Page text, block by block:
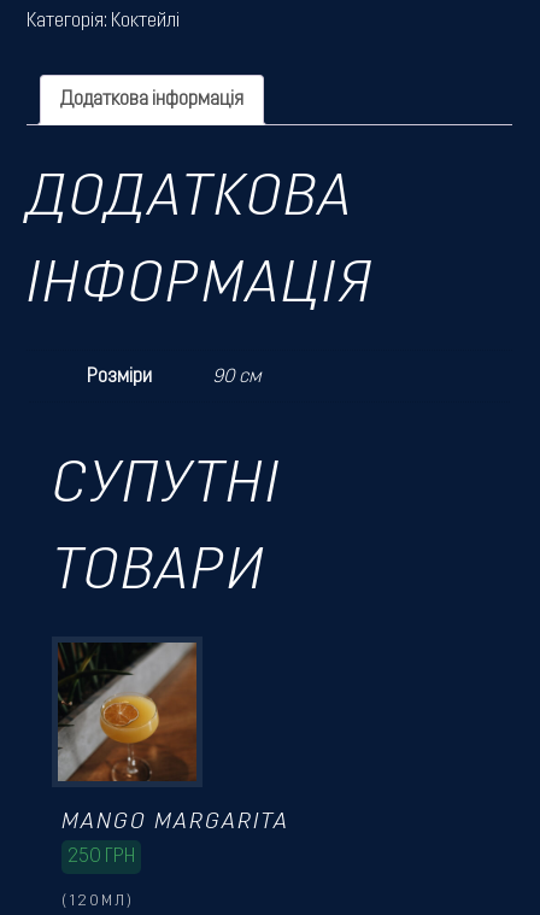
Категорія: Коктейлі
Додаткова інформація
ДОДАТКОВА
ІНФОРМАЦІЯ
Розміри 90 см
СУПУТНІ
ТОВАРИ
(120МЛ)
MANGO MARGARITA
250 ГРН